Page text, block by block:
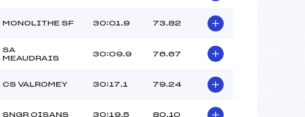
MONOLITHE SF 30:01.9 73.82
SA
MEAUDRAIS
30:09.9 76.67
CS VALROMEY 30:17.1 79.24
SNGR OISANS 30:19.5 80.10